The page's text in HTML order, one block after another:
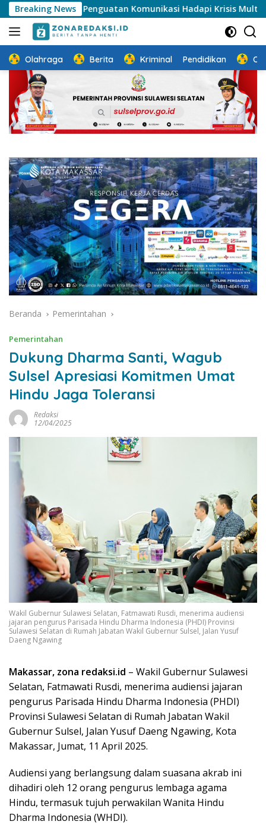
Langsung
ke
konten
Breaking News
Penguatan Komunikasi Hadapi Krisis Multidimensi
Olahraga Berita Kriminal Pendidikan
Beranda Pemerintahan
Pemerintahan
Dukung Dharma Santi, Wagub
Sulsel Apresiasi Komitmen Umat
Hindu Jaga Toleransi
Redaksi
12/04/2025
Wakil Gubernur Sulawesi Selatan, Fatmawati Rusdi, menerima audiensi
jajaran pengurus Parisada Hindu Dharma Indonesia (PHDI) Provinsi
Sulawesi Selatan di Rumah Jabatan Wakil Gubernur Sulsel, Jalan Yusuf
Daeng Ngawing
Makassar, zona redaksi.id – Wakil Gubernur Sulawesi
Selatan, Fatmawati Rusdi, menerima audiensi jajaran
pengurus Parisada Hindu Dharma Indonesia (PHDI)
Provinsi Sulawesi Selatan di Rumah Jabatan Wakil
Gubernur Sulsel, Jalan Yusuf Daeng Ngawing, Kota
Makassar, Jumat, 11 April 2025.
Audiensi yang berlangsung dalam suasana akrab ini
dihadiri oleh 12 orang pengurus lembaga agama
Hindu, termasuk tujuh perwakilan Wanita Hindu
Dharma Indonesia (WHDI).